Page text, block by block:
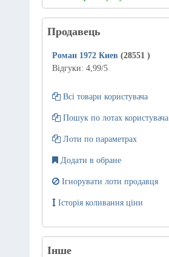
Продавець
Роман 1972 Киев (28551 )
Відгуки: 4,99/5
Всі товари користувача
Пошук по лотах користувача
Лоти по параметрах
Додати в обране
Ігнорувати лоти продавця
Історія коливання ціни
Інше